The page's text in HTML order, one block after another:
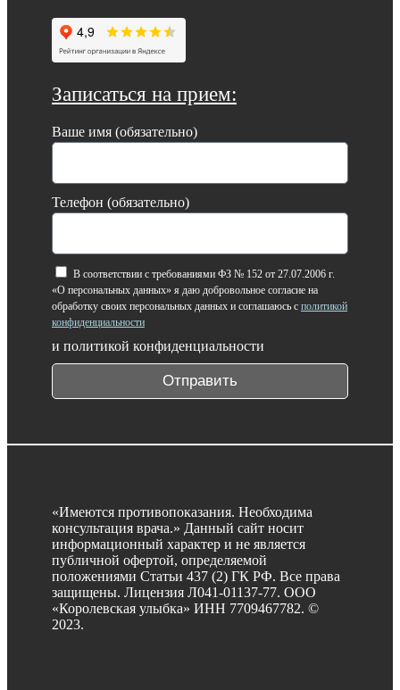
Записаться на прием:
Ваше имя (обязательно)
Телефон (обязательно)
В соответствии с требованиями ФЗ № 152 от 27.07.2006 г.
«О персональных данных» я даю добровольное согласие на
обработку своих персональных данных и соглашаюсь с политикой
конфиденциальности
и политикой конфиденциальности
Отправить
«Имеются противопоказания. Необходима
консультация врача.» Данный сайт носит
информационный характер и не является
публичной офертой, определяемой
положениями Статьи 437 (2) ГК РФ. Все права
защищены. Лицензия Л041-01137-77. ООО
«Королевская улыбка» ИНН 7709467782. ©
2023.